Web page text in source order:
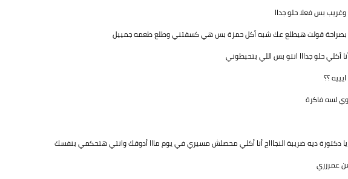
بس فعلا حلو جداا
بصراحة قولت هيطلع عك شبه أكل حمزة بس هي كسفتني وطلع طعمه جمييل
أكلي حلو جدااا انتو بس اللي بتحبطوني
؟؟
لسه فاكرة
ديه ضريبة النجاااح أنا أكلي محصلش مسيري في يوم مااا أدوقك وانتي هتحكمي بنفسك
عمررري